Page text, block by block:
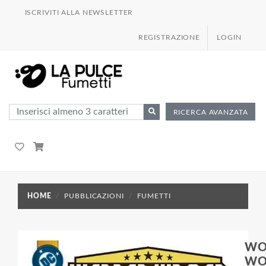
ISCRIVITI ALLA NEWSLETTER
REGISTRAZIONE LOGIN
RICERCA AVANZATA
HOME PUBBLICAZIONI FUMETTI